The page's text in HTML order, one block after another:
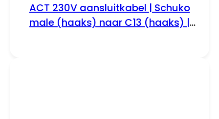
ACT 230V aansluitkabel | Schuko
male (haaks) naar C13 (haaks) |